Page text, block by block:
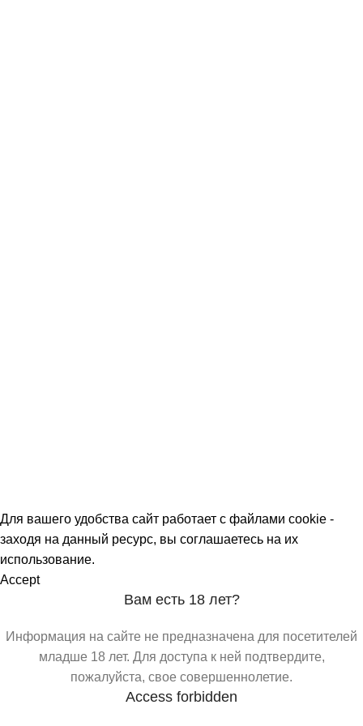
Для вашего удобства сайт работает с файлами cookie -
заходя на данный ресурс, вы соглашаетесь на их
использование.
Accept
Вам есть 18 лет?
Информация на сайте не предназначена для посетителей
младше 18 лет. Для доступа к ней подтвердите,
пожалуйста, свое совершеннолетие.
Access forbidden